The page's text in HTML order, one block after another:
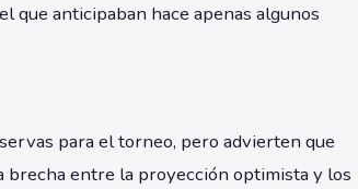
que anticipaban hace apenas algunos
para el torneo, pero advierten que
brecha entre la proyección optimista y los